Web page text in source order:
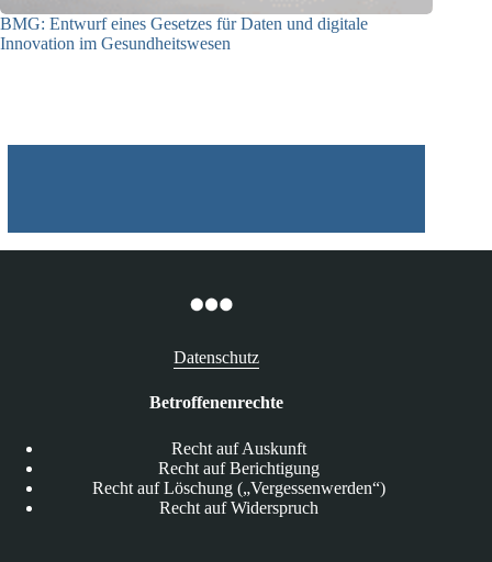
BMG: Entwurf eines Gesetzes für Daten und digitale
Innovation im Gesundheitswesen
Datenschutz
Betroffenenrechte
Recht auf Auskunft
Recht auf Berichtigung
Recht auf Löschung („Vergessenwerden“)
Recht auf Widerspruch